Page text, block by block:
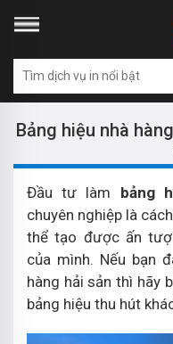
Bảng hiệu nhà
Đầu tư làm bảng
chuyên nghiệp là
thể tạo được ấn
của mình. Nếu bạn
hàng hải sản thì hãy
bảng hiệu thu hút